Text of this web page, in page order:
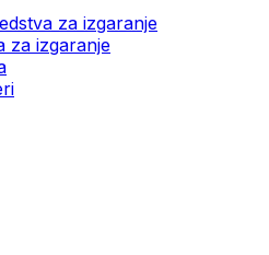
za izgaranje
za izgaranje